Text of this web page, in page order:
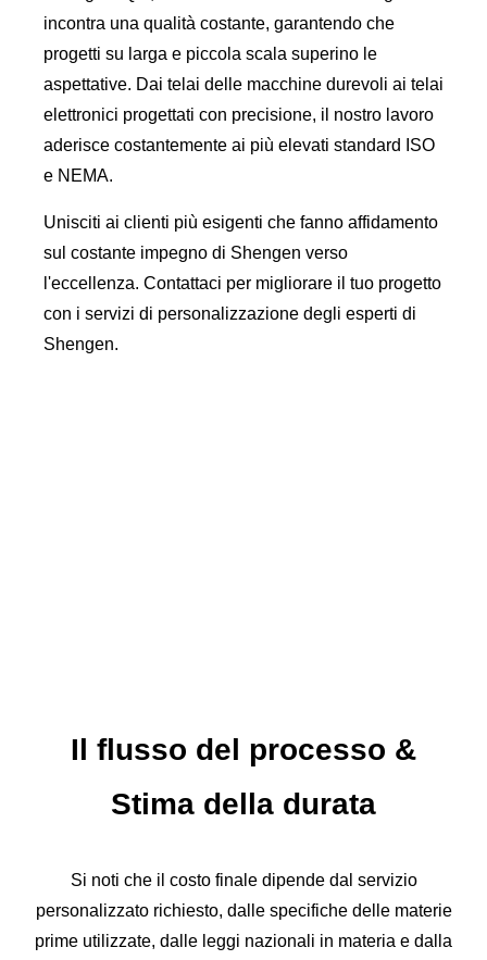
incontra una qualità costante, garantendo che
progetti su larga e piccola scala superino le
aspettative. Dai telai delle macchine durevoli ai telai
elettronici progettati con precisione, il nostro lavoro
aderisce costantemente ai più elevati standard ISO
e NEMA.
Unisciti ai clienti più esigenti che fanno affidamento
sul costante impegno di Shengen verso
l'eccellenza. Contattaci per migliorare il tuo progetto
con i servizi di personalizzazione degli esperti di
Shengen.
Il flusso del processo &
Stima della durata
Si noti che il costo finale dipende dal servizio
personalizzato richiesto, dalle specifiche delle materie
prime utilizzate, dalle leggi nazionali in materia e dalla